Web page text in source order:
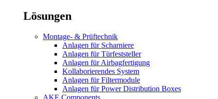
Lösungen
Montage- & Prüftechnik
Anlagen für Scharniere
Anlagen für Türfeststeller
Anlagen für Airbagfertigung
Kollaborierendes System
Anlagen für Filtermodule
Anlagen für Power Distribution Boxes
AKE Components